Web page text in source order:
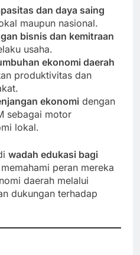
dan daya saing
maupun nasional.
bisnis dan kemitraan
usaha.
ekonomi daerah
produktivitas dan
ekonomi dengan
sebagai motor
lokal.
wadah edukasi bagi
peran mereka
daerah melalui
dukungan terhadap